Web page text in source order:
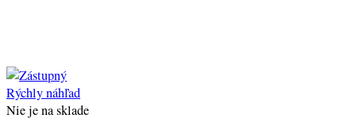
Rýchly náhľad
Nie je na sklade